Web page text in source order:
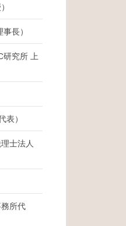
長）
研究所 上
表）
士法人
所代